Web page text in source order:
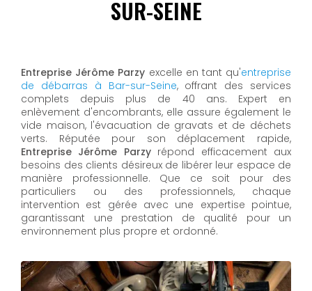
SUR-SEINE
Entreprise Jérôme Parzy excelle en tant qu'entreprise
de débarras à Bar-sur-Seine, offrant des services
complets depuis plus de 40 ans. Expert en
enlèvement d'encombrants, elle assure également le
vide maison, l'évacuation de gravats et de déchets
verts. Réputée pour son déplacement rapide,
Entreprise Jérôme Parzyrépond efficacement aux
besoins des clients désireux de libérer leur espace de
manière professionnelle. Que ce soit pour des
particuliers ou des professionnels, chaque
intervention est gérée avec une expertise pointue,
garantissant une prestation de qualité pour un
environnement plus propre et ordonné.